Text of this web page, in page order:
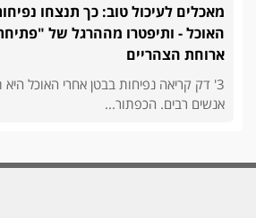
מאכלים לעיכול טוב: כך תנצחו
האוכל - ותיפטרו מההרגל של
ארוחת הצהריים
3' דק קריאה נפיחות בבטן אחרי האוכל
אנשים רבים. הכפתור...